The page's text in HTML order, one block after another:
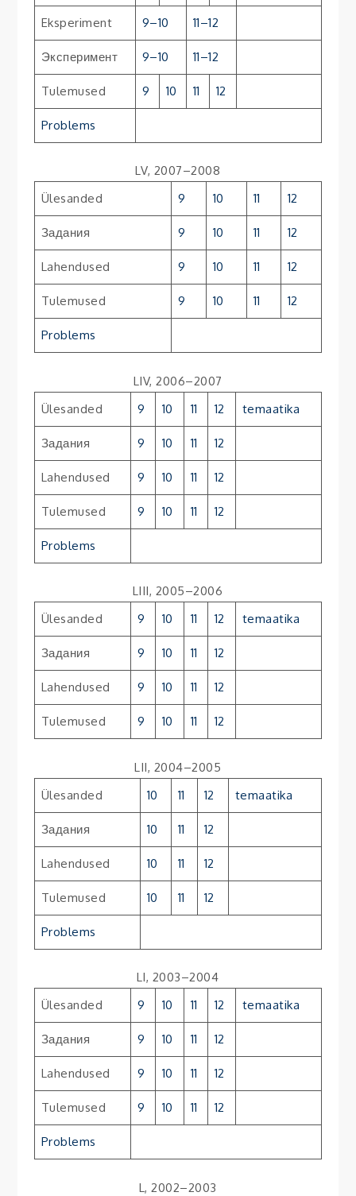
Eksperiment 9–10 11–12
Эксперимент 9–10 11–12
Tulemused 9 10 11 12
Problems
LV, 2007–2008
Ülesanded
9 10 11 12
Задания 9 10 11 12
Lahendused 9 10 11 12
Tulemused 9 10 11 12
Problems
LIV, 2006–2007
Ülesanded
9 10 11 12 temaatika
Задания 9 10 11 12
Lahendused 9 10 11 12
Tulemused 9 10 11 12
Problems
LIII, 2005–2006
Ülesanded
9 10 11 12 temaatika
Задания 9 10 11 12
Lahendused 9 10 11 12
Tulemused 9 10 11 12
LII, 2004–2005
Ülesanded
10 11 12 temaatika
Задания 10 11 12
Lahendused 10 11 12
Tulemused 10 11 12
Problems
LI, 2003–2004
Ülesanded
9 10 11 12 temaatika
Задания 9 10 11 12
Lahendused 9 10 11 12
Tulemused 9 10 11 12
Problems
L, 2002–2003